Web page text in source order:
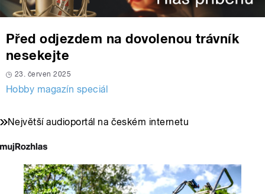
Před odjezdem na dovolenou trávník
nesekejte
23. červen 2025
Hobby magazín speciál
Největší audioportál na českém internetu